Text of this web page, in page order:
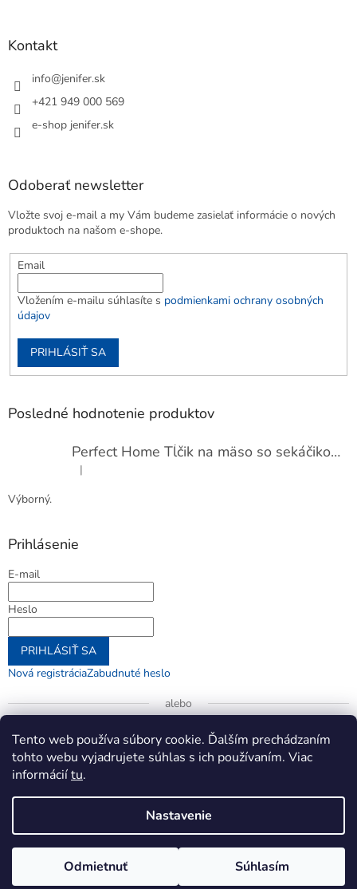
Tento web používa súbory cookie. Ďalším prechádzaním
tohto webu vyjadrujete súhlas s ich používaním. Viac
informáciítu.
Nastavenie
Odmietnuť Súhlasím
Kontakt
info@jenifer.sk
+421 949 000 569
e-shop jenifer.sk
Odoberať newsletter
Vložte svoj e-mail a my Vám budeme zasielať informácie o nových
produktoch na našom e-shope.
Email
Vložením e-mailu súhlasíte s podmienkami ochrany osobných
údajov
PRIHLÁSIŤ SA
Posledné hodnotenie produktov
Perfect Home Tĺčik na mäso so sekáčikom, 56893
Hodnotenie produktu je 5 z 5 hviezdičiek.
|
Výborný.
Prihlásenie
E-mail
Heslo
PRIHLÁSIŤ SA
Nová registráciaZabudnuté heslo
alebo
Prihlásiť sa cez Google
. Všetky práva vyhradené.